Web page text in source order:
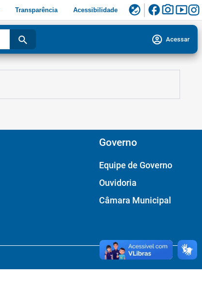
Transparência Acessibilidade flaky facebookphoto_camerasmart_display
search account_circle Acessar
Governo
Equipe de Governo
Ouvidoria
Câmara Municipal